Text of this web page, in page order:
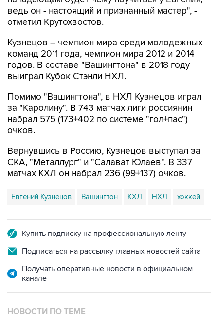
ведь он - настоящий и признанный мастер", -
отметил Крутохвостов.
Кузнецов – чемпион мира среди молодежных
команд 2011 года, чемпион мира 2012 и 2014
годов. В составе "Вашингтона" в 2018 году
выиграл Кубок Стэнли НХЛ.
Помимо "Вашингтона", в НХЛ Кузнецов играл
за "Каролину". В 743 матчах лиги россиянин
набрал 575 (173+402 по системе "гол+пас")
очков.
Вернувшись в Россию, Кузнецов выступал за
СКА, "Металлург" и "Салават Юлаев". В 337
матчах КХЛ он набрал 236 (99+137) очков.
Евгений Кузнецов Вашингтон КХЛ НХЛ хоккей
Купить подписку на профессиональную ленту
Подписаться на рассылку главных новостей сайта
Получать оперативные новости в официальном
канале
НОВОСТИ ПО ТЕМЕ